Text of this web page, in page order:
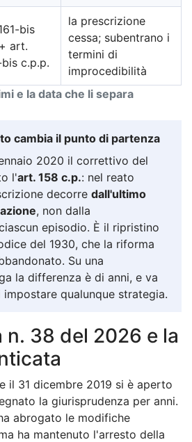
e la data che li separa
bis
art.
c.p.p.
la prescrizione
cessa; subentrano i
termini di
improcedibilità
cambia il punto di partenza
2020 il correttivo del
l'art. 158 c.p.: nel reato
decorre dall'ultimo
, non dalla
episodio. È il ripristino
del 1930, che la riforma
Su una
la differenza è di anni, e va
qualunque strategia.
n. 38 del 2026 e la
il 31 dicembre 2019 si è aperto
la giurisprudenza per anni.
abrogato le modifiche
ha mantenuto l'arresto della